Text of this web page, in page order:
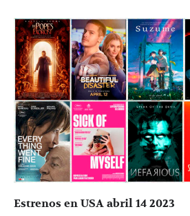
Estrenos en USA abril 14 2023